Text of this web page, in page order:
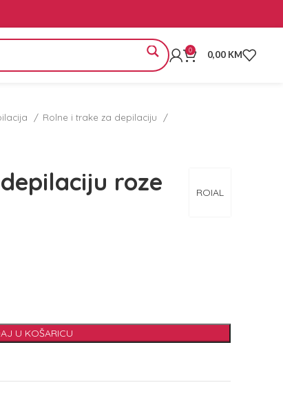
0 0,00 KM
Rolne i trake za depilaciju
ROIAL
roze
U KOŠARICU